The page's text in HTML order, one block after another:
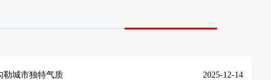
勒城市独特气质 2025-12-14